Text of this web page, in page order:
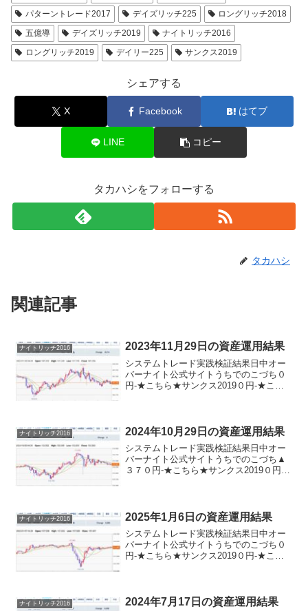
パターントレード2017
デイズリッチ225
ロングリッチ2018
五億導
デイズリッチ2019
ナイトリッチ2016
ロングリッチ2019
デイリー225 サンクス2019
シェアする
X Facebook はてブ
LINE コピー
タカハシをフォローする
タカハシ
関連記事
ナイトリッチ2016 2023年11月29日の資産運用結果
システムトレード実践検証結果日中オー
バーナイト公式サイトうちでのこづち０
円-★こちら★サンクス2019０円-★こち
ナイトリッチ2016 2024年10月29日の資産運用結果
システムトレード実践検証結果日中オー
バーナイト公式サイトうちでのこづち▲
３７０円-★こちら★サンクス2019０円-
ナイトリッチ2016 2025年1月6日の資産運用結果
システムトレード実践検証結果日中オー
バーナイト公式サイトうちでのこづち０
円-★こちら★サンクス2019０円-★こち
2017▲...
ナイトリッチ2016 2024年7月17日の資産運用結果